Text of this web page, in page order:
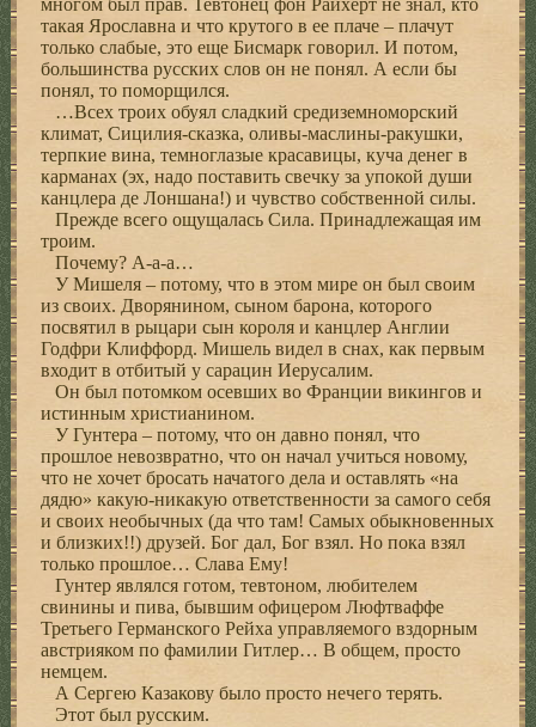
многом был прав. Тевтонец фон Райхерт не знал, кто
такая Ярославна и что крутого в ее плаче – плачут
только слабые, это еще Бисмарк говорил. И потом,
большинства русских слов он не понял. А если бы
понял, то поморщился.
…Всех троих обуял сладкий средиземноморский
климат, Сицилия-сказка, оливы-маслины-ракушки,
терпкие вина, темноглазые красавицы, куча денег в
карманах (эх, надо поставить свечку за упокой души
канцлера де Лоншана!) и чувство собственной силы.
Прежде всего ощущалась Сила. Принадлежащая им
троим.
Почему? А-а-а…
У Мишеля – потому, что в этом мире он был своим
из своих. Дворянином, сыном барона, которого
посвятил в рыцари сын короля и канцлер Англии
Годфри Клиффорд. Мишель видел в снах, как первым
входит в отбитый у сарацин Иерусалим.
Он был потомком осевших во Франции викингов и
истинным христианином.
У Гунтера – потому, что он давно понял, что
прошлое невозвратно, что он начал учиться новому,
что не хочет бросать начатого дела и оставлять «на
дядю» какую-никакую ответственности за самого себя
и своих необычных (да что там! Самых обыкновенных
и близких!!) друзей. Бог дал, Бог взял. Но пока взял
только прошлое… Слава Ему!
Гунтер являлся готом, тевтоном, любителем
свинины и пива, бывшим офицером Люфтваффе
Третьего Германского Рейха управляемого вздорным
австрияком по фамилии Гитлер… В общем, просто
немцем.
А Сергею Казакову было просто нечего терять.
Этот был русским.